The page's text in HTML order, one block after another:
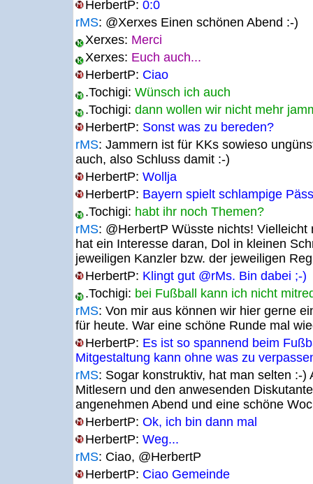
HerbertP: 0:0
rMS: @Xerxes Einen schönen Abend :-)
Xerxes: Merci
Xerxes: Euch auch...
HerbertP: Ciao
.Tochigi: Wünsch ich auch
.Tochigi: dann wollen wir nicht mehr
HerbertP: Sonst was zu bereden?
rMS: Jammern ist für KKs sowieso
auch, also Schluss damit :-)
HerbertP: Wollja
HerbertP: Bayern spielt schlampige
.Tochigi: habt ihr noch Themen?
rMS: @HerbertP Wüsste nichts!
hat ein Interesse daran, Dol in kleinen
jeweiligen Kanzler bzw. der jeweiligen
HerbertP: Klingt gut @rMs. Bin dabei ;-)
.Tochigi: bei Fußball kann ich nicht
rMS: Von mir aus können wir hier gerne
für heute. War eine schöne Runde mal
HerbertP: Es ist so spannend beim
Mitgestaltung kann ohne was zu
rMS: Sogar konstruktiv, hat man selten :-)
Mitlesern und den anwesenden
angenehmen Abend und eine schöne
HerbertP: Ok, ich bin dann mal
HerbertP: Weg...
rMS: Ciao, @HerbertP
HerbertP: Ciao Gemeinde